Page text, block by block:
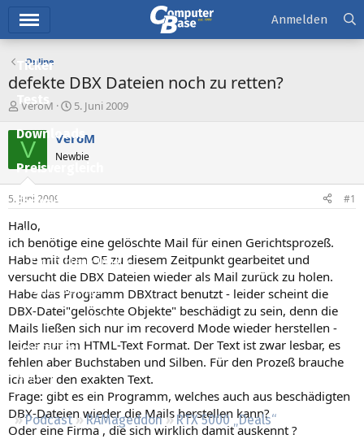
Ticker
Tests
Downloads
Preisvergleich
Forum
Aktuelles
Empfohlene Inhalte
Neue Beiträge
Neueste Aktivitäten
Leserartikel
Regeln
Podcast RAMageddon
RTX 5000 „Deals“
Anmelden
Online
defekte DBX Dateien noch zu retten?
E
s
t
e
e
r
VeroM
E
s
t
e
t
5. Juni 2009
V VeroM
Newbie
5. Juni 2009 #1
Hallo,
ich benötige eine gelöschte Mail für einen Gerichtsprozeß.
Habe mit dem OE zu diesem Zeitpunkt gearbeitet und
versucht die DBX Dateien wieder als Mail zurück zu holen.
Habe das Programm DBXtract benutzt - leider scheint die
DBX-Datei"gelöschte Objekte" beschädigt zu sein, denn die
Mails ließen sich nur im recoverd Mode wieder herstellen -
leider nur im HTML-Text Format. Der Text ist zwar lesbar, es
fehlen aber Buchstaben und Silben. Für den Prozeß brauche
ich aber den exakten Text.
Frage: gibt es ein Programm, welches auch aus beschädigten
DBX-Dateien wieder die Mails herstellen kann?
Oder eine Firma , die sich wirklich damit auskennt ?